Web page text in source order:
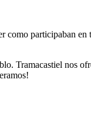
como participaban en
Tramacastiel nos